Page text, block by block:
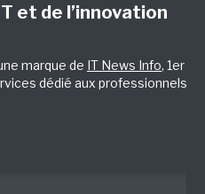
et de l’innovation
marque de IT News Info, 1er
dédié aux professionnels